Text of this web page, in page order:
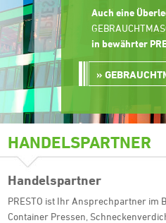
Auch eine
in bewährter
HANDELSPARTNER
Handelspartner
PRESTO ist Ihr Ansprechpartner im
Container Pressen,